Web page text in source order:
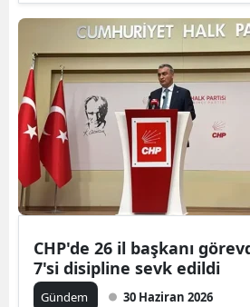
CHP'de 26 il başkanı
7'si disipline sevk edildi
Gündem 30 Haziran 2026